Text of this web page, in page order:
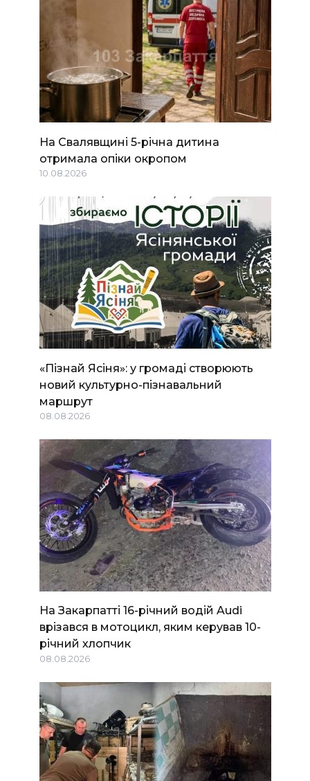
На Свалявщині 5-річна дитина
отримала опіки окропом
10.08.2026
«Пізнай Ясіня»: у громаді створюють
новий культурно-пізнавальний
маршрут
08.08.2026
На Закарпатті 16-річний водій Audi
врізався в мотоцикл, яким керував 10-
річний хлопчик
08.08.2026